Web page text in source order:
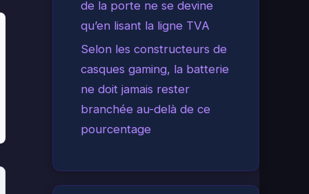
de la porte ne se devine
qu’en lisant la ligne TVA
Selon les constructeurs de
casques gaming, la batterie
ne doit jamais rester
branchée au-delà de ce
pourcentage